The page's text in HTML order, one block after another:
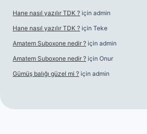
Hane nasıl yazılır TDK ? için admin
Hane nasıl yazılır TDK ? için Teke
Amatem Suboxone nedir ? için admin
Amatem Suboxone nedir ? için Onur
Gümüş balığı güzel mi ? için admin